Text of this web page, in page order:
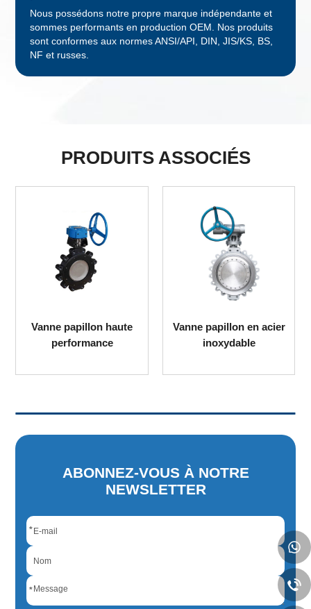
Nous possédons notre propre marque indépendante et
sommes performants en production OEM. Nos produits
sont conformes aux normes ANSI/API, DIN, JIS/KS, BS,
NF et russes.
PRODUITS ASSOCIÉS
Vanne papillon haute
performance
Vanne papillon en acier
inoxydable
ABONNEZ-VOUS À NOTRE
NEWSLETTER
*
*